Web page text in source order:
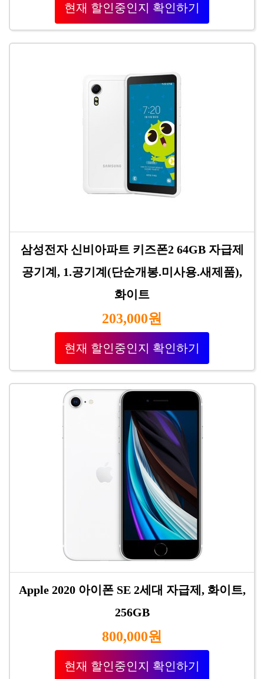
현재 할인중인지 확인하기
삼성전자 신비아파트 키즈폰2 64GB 자급제
공기계, 1.공기계(단순개봉.미사용.새제품),
화이트
203,000원
현재 할인중인지 확인하기
Apple 2020 아이폰 SE 2세대 자급제, 화이트,
256GB
800,000원
현재 할인중인지 확인하기